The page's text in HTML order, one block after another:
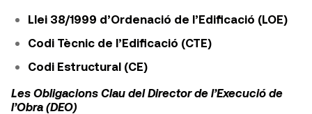
Llei 38/1999 d’Ordenació de l’Edificació (LOE)
Codi Tècnic de l’Edificació (CTE)
Codi Estructural (CE)
Les Obligacions Clau del Director de l’Execució de
l’Obra (DEO)